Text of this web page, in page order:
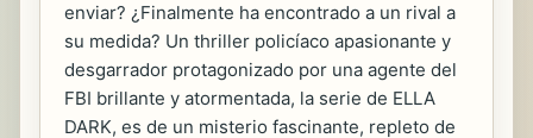
enviar? ¿Finalmente ha encontrado a un rival a
su medida? Un thriller policíaco apasionante y
desgarrador protagonizado por una agente del
FBI brillante y atormentada, la serie de ELLA
DARK, es de un misterio fascinante, repleto de